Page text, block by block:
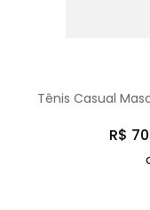
Tênis Casual
R$